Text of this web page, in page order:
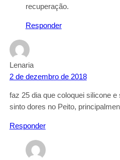
recuperação.
Responder
Lenaria
2 de dezembro de 2018
faz 25 dia que coloquei silicone
sinto dores no Peito,
Responder